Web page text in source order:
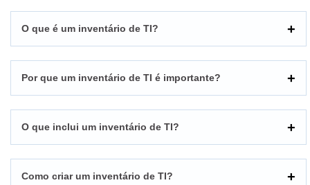
O que é um inventário de TI?
Por que um inventário de TI é importante?
O que inclui um inventário de TI?
Como criar um inventário de TI?